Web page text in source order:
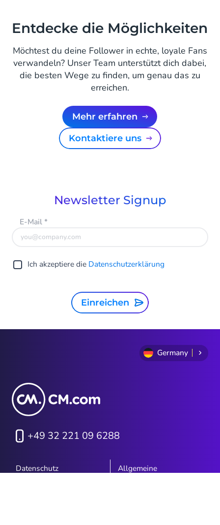
Entdecke die Möglichkeiten
Möchtest du deine Follower in echte, loyale Fans
verwandeln? Unser Team unterstützt dich dabei,
die besten Wege zu finden, um genau das zu
erreichen.
Mehr erfahren
Kontaktiere uns
Newsletter Signup
E-Mail*
Ich akzeptiere die Datenschutzerklärung
Einreichen
Germany
+49 32 221 09 6288
Datenschutz
Allgemeine